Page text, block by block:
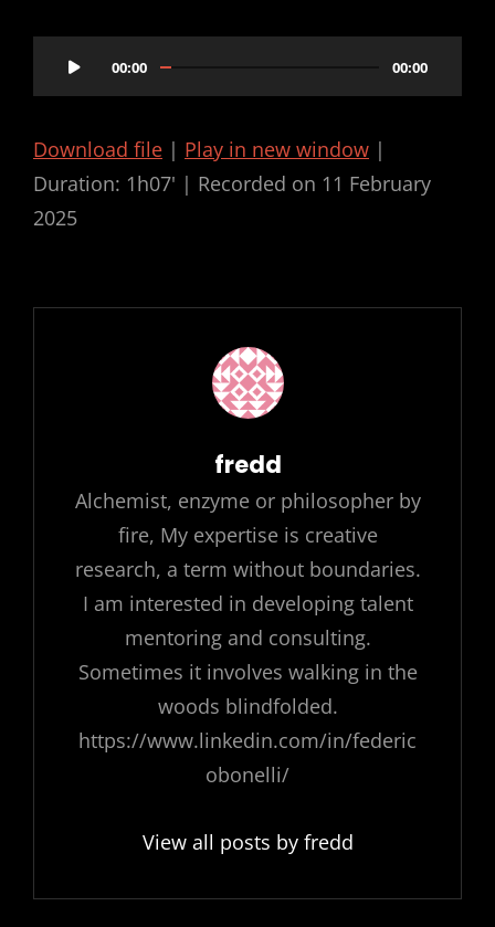
00:00 00:00
Download file | Play in new window |
Duration: 1h07' | Recorded on 11 February
2025
Author:
fredd
Alchemist, enzyme or philosopher by
fire, My expertise is creative
research, a term without boundaries.
I am interested in developing talent
mentoring and consulting.
Sometimes it involves walking in the
woods blindfolded.
https://www.linkedin.com/in/federic
obonelli/
View all posts by fredd